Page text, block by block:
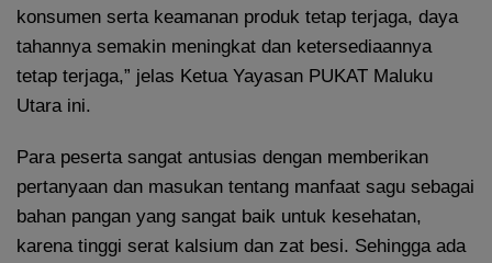
konsumen serta keamanan produk tetap terjaga, daya
tahannya semakin meningkat dan ketersediaannya
tetap terjaga,” jelas Ketua Yayasan PUKAT Maluku
Utara ini.
Para peserta sangat antusias dengan memberikan
pertanyaan dan masukan tentang manfaat sagu sebagai
bahan pangan yang sangat baik untuk kesehatan,
karena tinggi serat kalsium dan zat besi. Sehingga ada